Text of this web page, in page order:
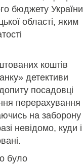
бюджету України
області, яким
коштів
детективи
посадовці
перерахування
на заборону
невідомо, куди і
було